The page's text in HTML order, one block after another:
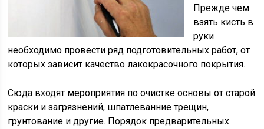
Прежде чем
взять кисть в
руки
необходимо провести ряд подготовительных работ, от
которых зависит качество лакокрасочного покрытия.
Сюда входят мероприятия по очистке основы от старой
краски и загрязнений, шпатлеванние трещин,
грунтование и другие. Порядок предварительных